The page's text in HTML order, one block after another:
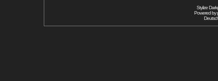
Stylize
Powered by